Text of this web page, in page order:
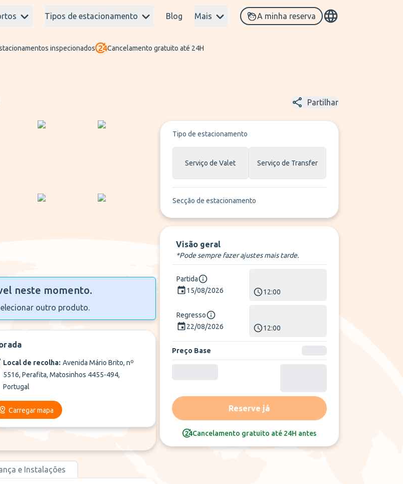
Tipos de estacionamento Blog Mais A minha reserva
inspecionados Cancelamento gratuito até 24H
Partilhar
neste momento.
outro produto.
Local de recolha: Avenida Mário Brito, nº
5516, Perafita, Matosinhos 4455-494,
Portugal
Carregar mapa
e Instalações
Tipo de estacionamento
Serviço de Valet Serviço de Transfer
Secção de estacionamento
Visão geral
*Pode sempre fazer ajustes mais tarde.
Partida
15/08/2026
12:00
Regresso
22/08/2026
12:00
Preço Base
Reserve já
Cancelamento gratuito até 24H antes